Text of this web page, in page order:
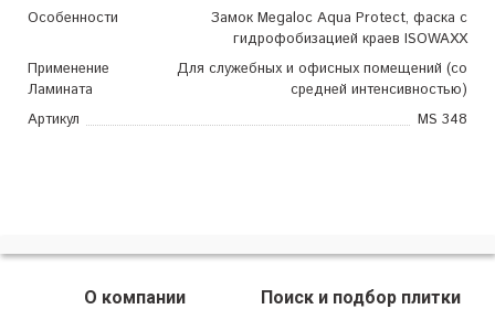
Особенности
Замок Megaloc Aqua Protect, фаска с
гидрофобизацией краев ISOWAXX
Применение
Ламината
Для служебных и офисных помещений (со
средней интенсивностью)
Артикул
MS 348
О компании
Поиск и подбор плитки